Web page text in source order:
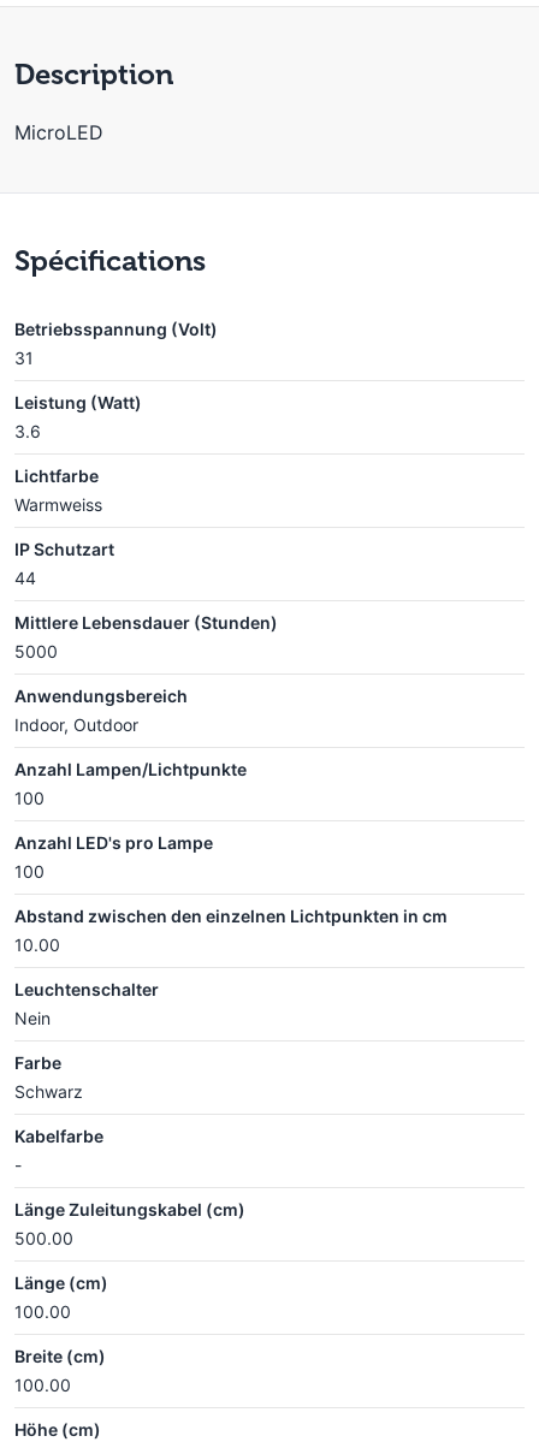
Description
MicroLED
Spécifications
Betriebsspannung (Volt)
31
Leistung (Watt)
3.6
Lichtfarbe
Warmweiss
IP Schutzart
44
Mittlere Lebensdauer (Stunden)
5000
Anwendungsbereich
Indoor, Outdoor
Anzahl Lampen/Lichtpunkte
100
Anzahl LED's pro Lampe
100
Abstand zwischen den einzelnen Lichtpunkten in cm
10.00
Leuchtenschalter
Nein
Farbe
Schwarz
Kabelfarbe
-
Länge Zuleitungskabel (cm)
500.00
Länge (cm)
100.00
Breite (cm)
100.00
Höhe (cm)